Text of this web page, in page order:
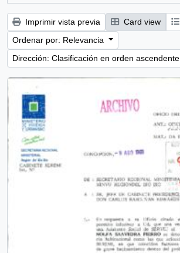
Imprimir vista previa Card view
Ordenar por: Relevancia
Dirección: Clasificación en orden ascendente